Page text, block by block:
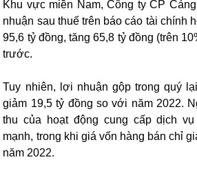
Khu vực miền Nam, Công ty CP
nhuận sau thuế trên báo cáo tài chính
95,6 tỷ đồng, tăng 65,8 tỷ đồng (trên
trước.
Tuy nhiên, lợi nhuận gộp trong quý
giảm 19,5 tỷ đồng so với năm 2022.
thu của hoạt động cung cấp dịch
mạnh, trong khi giá vốn hàng bán chỉ
năm 2022.